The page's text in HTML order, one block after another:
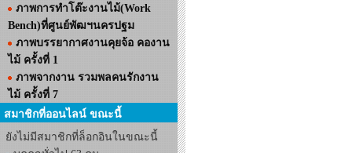
ภาพการทำโต๊ะงานไม้(Work
Bench)ที่ศูนย์พัฒฯนครปฐม
ภาพบรรยากาศงานคุยจ้อ คองาน
ไม้ ครั้งที่ 1
ภาพจากงาน รวมพลคนรักงาน
ไม้ ครั้งที่ 7
สมาชิกที่ออนไลน์ ขณะนี้
ยังไม่มีสมาชิกที่ล็อกอินในขณะนี้